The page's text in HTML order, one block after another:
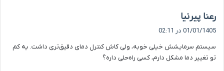
رعنا پیرنیا
:
01/01/1405 در 02:11
سیستم سرمایشش خیلی خوبه، ولی کاش کنترل دمای دقیق‌تری داشت. یه کم
تو تغییر دما مشکل دارم، کسی راه‌حلی داره؟